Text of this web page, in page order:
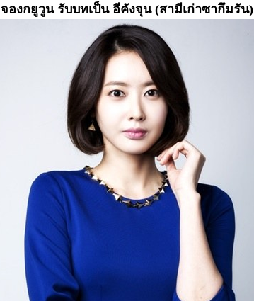
จองกยูวูน รับบทเป็น อีคังจุน (สามีเก่าซากึมรัน)